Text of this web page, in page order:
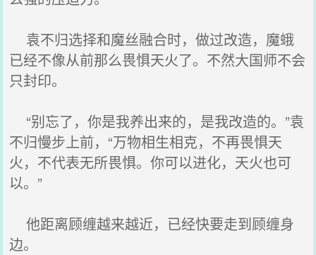
袁不归选择和魔丝融合时，做过改造，魔蛾
已经不像从前那么畏惧天火了。不然大国师不会
只封印。
“别忘了，你是我养出来的，是我改造的。”袁
不归慢步上前，“万物相生相克，不再畏惧天
火，不代表无所畏惧。你可以进化，天火也可
以。”
他距离顾缠越来越近，已经快要走到顾缠身
边。